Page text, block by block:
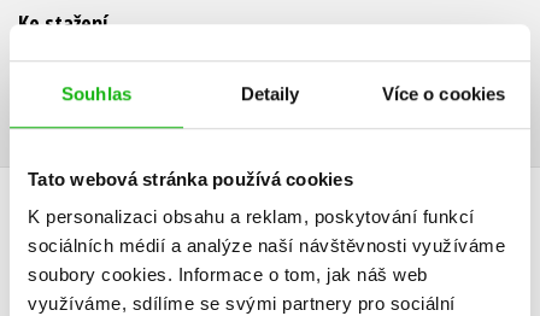
Souhlas Detaily Více o cookies
Tato webová stránka používá cookies
K personalizaci obsahu a reklam, poskytování funkcí
sociálních médií a analýze naší návštěvnosti využíváme
soubory cookies. Informace o tom, jak náš web
využíváme, sdílíme se svými partnery pro sociální
Ke stažení
Ukázka.pdf
HODNOCENÍ ČTENÁŘŮ
V současné době nejsou vytvořena žádná uživatelská hodnocení.